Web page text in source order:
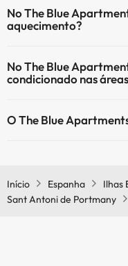
estimação.
No The Blue
aquecimento?
áreas comuns.
No The Blue
condicionado nas
áreas comuns.
O The Blue
Início Espanha Ilhas
Sant Antoni de Portmany